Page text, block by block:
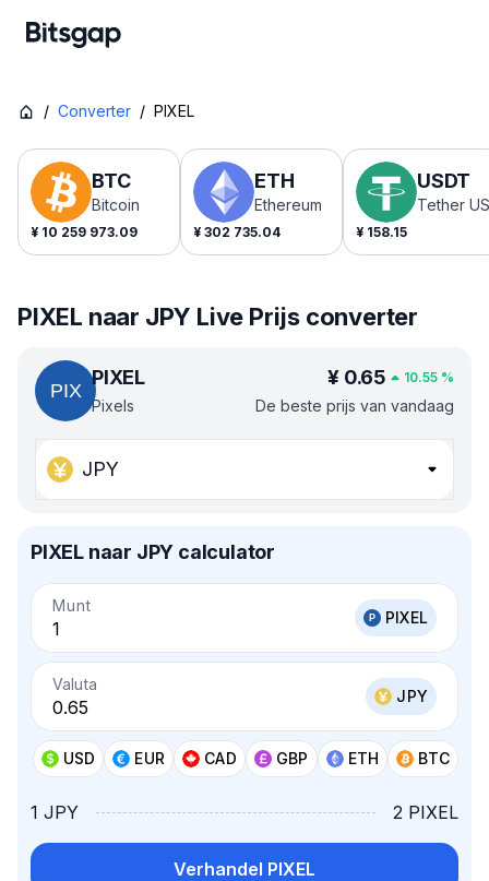
/ Converter / PIXEL
BTC
Bitcoin
¥ 10 259 973.09
ETH
Ethereum
¥ 302 735.04
USDT
Tether
¥ 158.15
PIXEL naar JPY Live Prijs converter
PIXEL
Pixels
¥ 0.65 10.55 %
De beste prijs van vandaag
JPY
PIXEL naar JPY calculator
Munt
PIXEL
Valuta
JPY
USD EUR CAD GBP ETH BTC
1 JPY 2 PIXEL
Verhandel PIXEL